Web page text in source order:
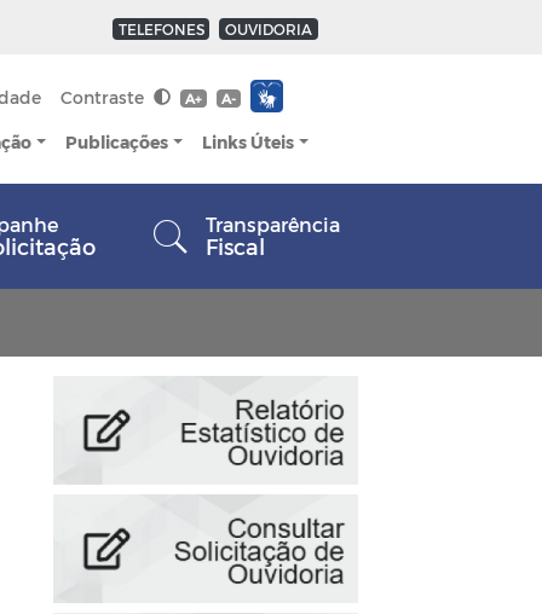
TELEFONES OUVIDORIA
Contraste A+ A-
Publicações Links Úteis
Transparência
Fiscal